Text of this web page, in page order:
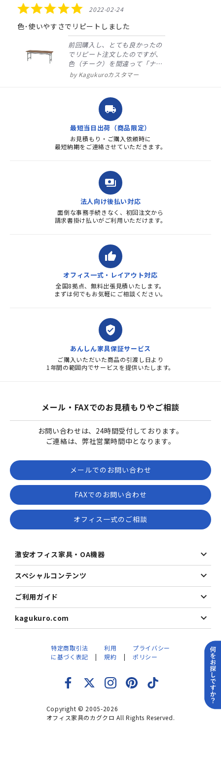
5.0
star
rating
2022-02-24
色･使いやすさでリピートしました
前回購入し、とても良かったの
でリピート注文したのですが、
色（チーク）を間違って「ナチ
ュラル」としてしまいました。
ました。商品到着も早く、品
質・使いやすさで満足していま
す。また、リピートするときは
よろしくお...
Kagukuroカスタマー
local_shipping
最短当日出荷（商品限定）
お見積もり・ご購入依頼時に
最短納期をご連絡させていただきます。
payments
法人向け後払い対応
面倒な事務手続きなく、初回注文から
請求書掛け払いがご利用いただけます。
thumb_up
オフィス一式・レイアウト対応
全国8拠点、無料出張見積いたします。
まずは何でもお気軽にご相談ください。
verified_user
あんしん家具保証サービス
ご購入いただいた商品の引渡し日より
1年間の範囲内でサービスを提供いたします。
メール・FAXでのお見積もりやご相談
お問い合わせは、24時間受付しております。
ご連絡は、弊社営業時間中となります。
メールでのお問い合わせ
FAXでのお問い合わせ
オフィス一式のご相談
激安オフィス家具・OA機器
スペシャルコンテンツ
ご利用ガイド
kagukuro.com
Copyright © 2005-2026
オフィス家具のカグクロ All Rights Reserved.
特定商取引法
に基づく表記
利用
規約
プライバシー
ポリシー